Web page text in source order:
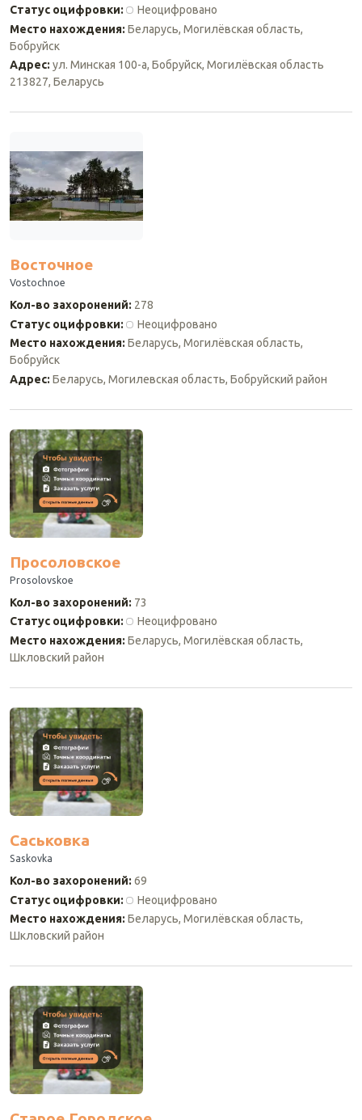
Статус оцифровки:
Неоцифровано
Место нахождения: Беларусь, Могилёвская область,
Бобруйск
Адрес: ул. Минская 100-а, Бобруйск, Могилёвская область
213827, Беларусь
Восточное
Vostochnoe
Кол-во захоронений: 278
Статус оцифровки:
Неоцифровано
Место нахождения: Беларусь, Могилёвская область,
Бобруйск
Адрес: Беларусь, Могилевская область, Бобруйский район
Просоловское
Prosolovskoe
Кол-во захоронений: 73
Статус оцифровки:
Неоцифровано
Место нахождения: Беларусь, Могилёвская область,
Шкловский район
Саськовка
Saskovka
Кол-во захоронений: 69
Статус оцифровки:
Неоцифровано
Место нахождения: Беларусь, Могилёвская область,
Шкловский район